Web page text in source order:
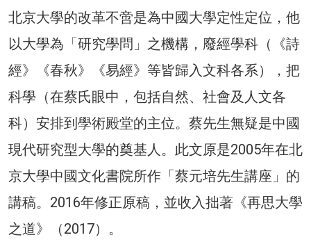
北京大學的改革不啻是為中國大學定性定位，他
以大學為「研究學問」之機構，廢經學科（《詩
經》《春秋》《易經》等皆歸入文科各系），把
科學（在蔡氏眼中，包括自然、社會及人文各
科）安排到學術殿堂的主位。蔡先生無疑是中國
現代研究型大學的奠基人。此文原是2005年在北
京大學中國文化書院所作「蔡元培先生講座」的
講稿。2016年修正原稿，並收入拙著《再思大學
之道》（2017）。